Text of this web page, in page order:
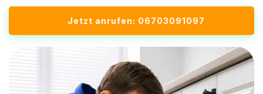
Jetzt anrufen: 06703091097